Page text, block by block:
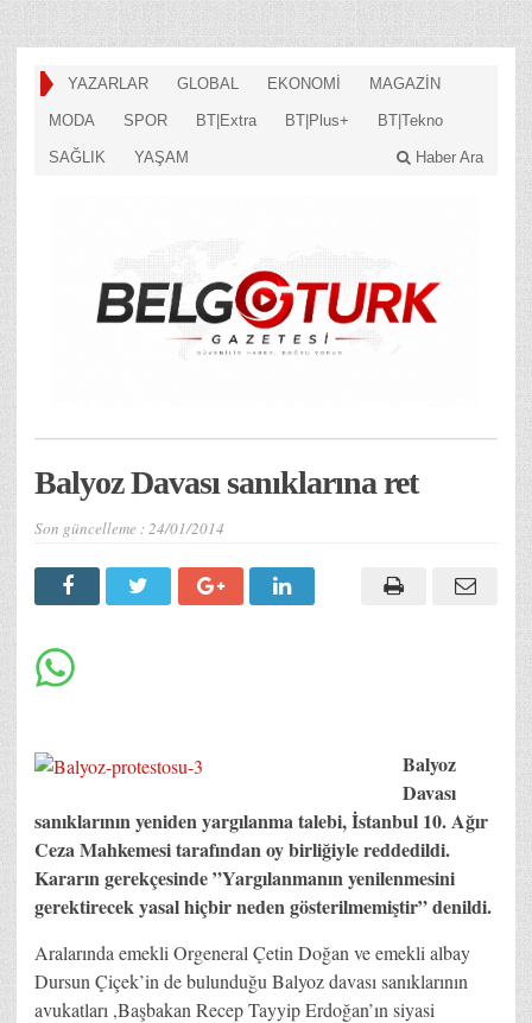
YAZARLAR GLOBAL EKONOMİ MAGAZİN
MODA SPOR BT|Extra BT|Plus+ BT|Tekno
SAĞLIK YAŞAM Haber Ara
Balyoz Davası sanıklarına ret
Son güncelleme :24/01/2014
Balyoz
Davası
sanıklarının yeniden yargılanma talebi, İstanbul 10. Ağır
Ceza Mahkemesi tarafından oy birliğiyle reddedildi.
Kararın gerekçesinde ”Yargılanmanın yenilenmesini
gerektirecek yasal hiçbir neden gösterilmemiştir” denildi.
Aralarında emekli Orgeneral Çetin Doğan ve emekli albay
Dursun Çiçek’in de bulunduğu Balyoz davası sanıklarının
avukatları ,Başbakan Recep Tayyip Erdoğan’ın siyasi